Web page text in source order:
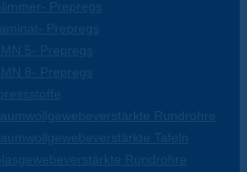
Prepregs
Laminat- Prepregs
5- Prepregs
8- Prepregs
Rundrohre
Tafeln
Rundrohre